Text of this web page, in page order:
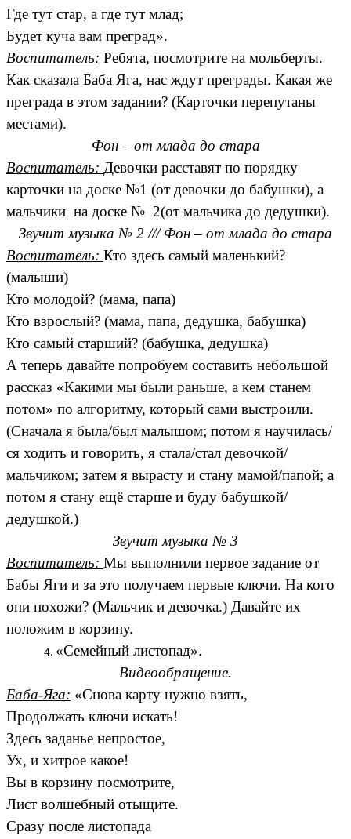
Где тут стар, а где тут млад;
Будет куча вам преград».
Воспитатель: Ребята, посмотрите на мольберты.
Как сказала Баба Яга, нас ждут преграды. Какая же
преграда в этом задании? (Карточки перепутаны
местами).
Фон – от млада до стара
Воспитатель: Девочки расставят по порядку
карточки на доске №1 (от девочки до бабушки), а
мальчики на доске № 2(от мальчика до дедушки).
Звучит музыка № 2 /// Фон – от млада до стара
Воспитатель: Кто здесь самый маленький?
(малыши)
Кто молодой? (мама, папа)
Кто взрослый? (мама, папа, дедушка, бабушка)
Кто самый старший? (бабушка, дедушка)
А теперь давайте попробуем составить небольшой
рассказ «Какими мы были раньше, а кем станем
потом» по алгоритму, который сами выстроили.
(Сначала я была/был малышом; потом я научилась/
ся ходить и говорить, я стала/стал девочкой/
мальчиком; затем я вырасту и стану мамой/папой; а
потом я стану ещё старше и буду бабушкой/
дедушкой.)
Звучит музыка № 3
Воспитатель: Мы выполнили первое задание от
Бабы Яги и за это получаем первые ключи. На кого
они похожи? (Мальчик и девочка.) Давайте их
положим в корзину.
«Семейный листопад».
Видеообращение.
Баба-Яга: «Снова карту нужно взять,
Продолжать ключи искать!
Здесь заданье непростое,
Ух, и хитрое какое!
Вы в корзину посмотрите,
Лист волшебный отыщите.
Сразу после листопада